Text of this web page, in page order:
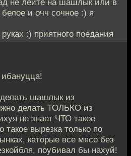
не лейте на шашлык или в
и очч сочное :) я
:) приятного поедания
шашлык из
делать ТОЛЬКО из
не знает ЧТО такое
такое вырезка только по
каторые все мясо без
поубивал бы нахуй!